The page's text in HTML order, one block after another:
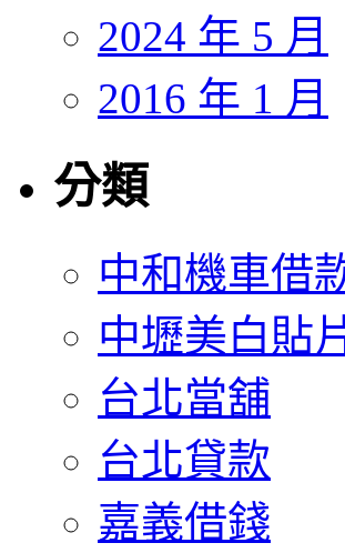
2024 年 5 月
2016 年 1 月
分類
中和機車借
中壢美白貼
台北當舖
台北貸款
嘉義借錢